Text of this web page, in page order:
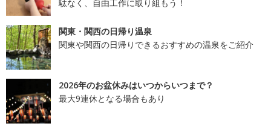
駄なく、自由工作に取り組もう！
関東・関西の日帰り温泉
関東や関西の日帰りできるおすすめの温泉をご紹介
2026年のお盆休みはいつからいつまで？
最大9連休となる場合もあり